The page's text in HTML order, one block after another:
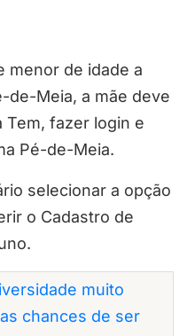
menor de idade a
de-Meia, a mãe deve
Tem, fazer login e
Pé-de-Meia.
selecionar a opção
o Cadastro de
muito
chances de ser